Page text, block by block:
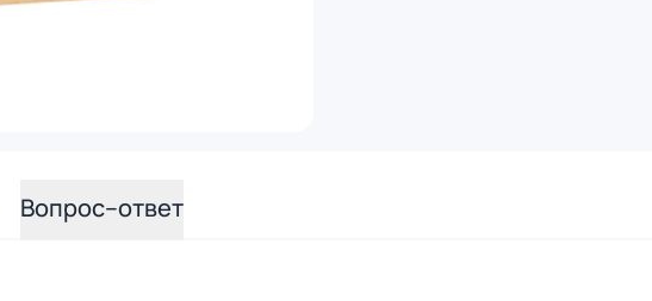
Вопрос–ответ